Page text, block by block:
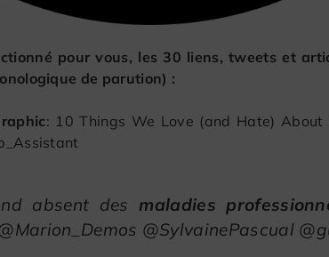
pour vous, les 30 liens, tweets et
de parution) :
: 10 Things We Love (and Hate) About
absent des maladies
@SylvainePascual